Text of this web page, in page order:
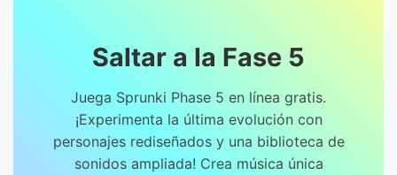
Saltar a la Fase 5
Juega Sprunki Phase 5 en línea gratis.
¡Experimenta la última evolución con
personajes rediseñados y una biblioteca de
sonidos ampliada! Crea música única